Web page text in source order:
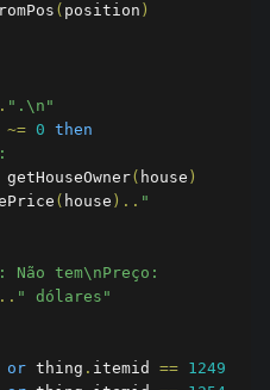
( position )
".\n"
~= 0 then
getHouseOwner( house )
( house ).. "
tem\nPreço:
" dólares"
or thing . itemid == 1249